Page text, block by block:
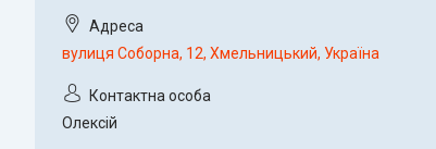
вулиця Соборна, 12, Хмельницький, Україна
Олексій